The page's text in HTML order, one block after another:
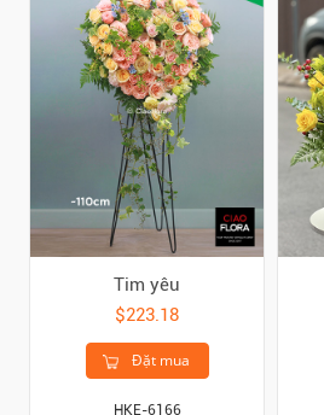
Tim yêu
$223.18
Đặt mua
HKE-6166